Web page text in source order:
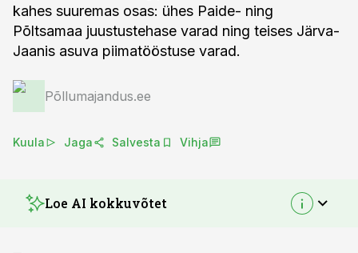
kahes suuremas osas: ühes Paide- ning
Põltsamaa juustustehase varad ning teises Järva-
Jaanis asuva piimatööstuse varad.
Põllumajandus.ee
Kuula Jaga Salvesta Vihja
Loe AI kokkuvõtet